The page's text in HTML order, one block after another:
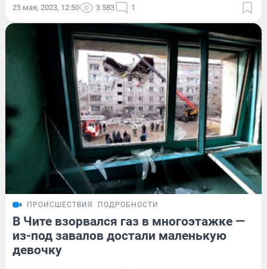
25 мая, 2023, 12:50 3 583 1
ПРОИСШЕСТВИЯ ПОДРОБНОСТИ
В Чите взорвался газ в многоэтажке —
из-под завалов достали маленькую
девочку